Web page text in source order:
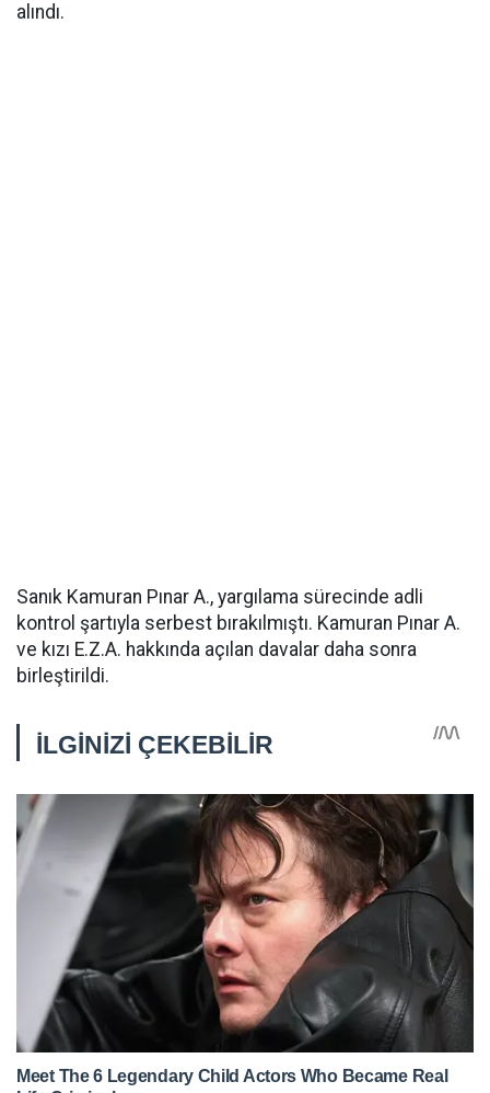
alındı.
Sanık Kamuran Pınar A., yargılama sürecinde adli
kontrol şartıyla serbest bırakılmıştı. Kamuran Pınar A.
ve kızı E.Z.A. hakkında açılan davalar daha sonra
birleştirildi.